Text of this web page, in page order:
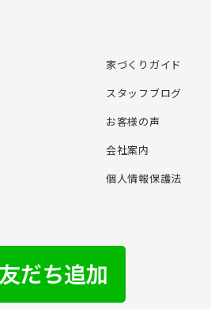
家づくりガイド
スタッフブログ
お客様の声
会社案内
個⼈情報保護法